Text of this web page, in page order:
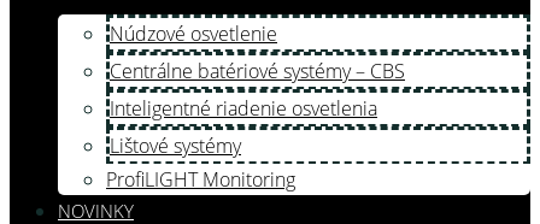
Núdzové osvetlenie
Centrálne batériové systémy – CBS
Inteligentné riadenie osvetlenia
Lištové systémy
ProfiLIGHT Monitoring
NOVINKY